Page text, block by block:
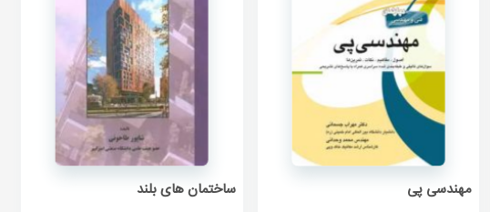
مهندسی پی ساختمان های بلند